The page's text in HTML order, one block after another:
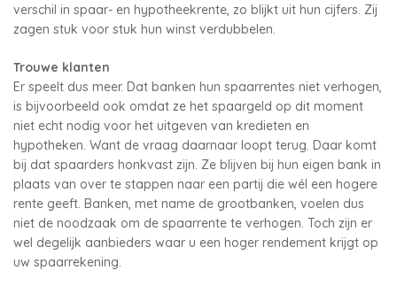
verschil in spaar- en hypotheekrente, zo blijkt uit hun cijfers. Zij
zagen stuk voor stuk hun winst verdubbelen.
Trouwe klanten
Er speelt dus meer. Dat banken hun spaarrentes niet verhogen,
is bijvoorbeeld ook omdat ze het spaargeld op dit moment
niet echt nodig voor het uitgeven van kredieten en
hypotheken. Want de vraag daarnaar loopt terug. Daar komt
bij dat spaarders honkvast zijn. Ze blijven bij hun eigen bank in
plaats van over te stappen naar een partij die wél een hogere
rente geeft. Banken, met name de grootbanken, voelen dus
niet de noodzaak om de spaarrente te verhogen. Toch zijn er
wel degelijk aanbieders waar u een hoger rendement krijgt op
uw spaarrekening.